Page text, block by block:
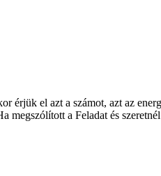
érjük el azt a számot, azt az
a Feladat és